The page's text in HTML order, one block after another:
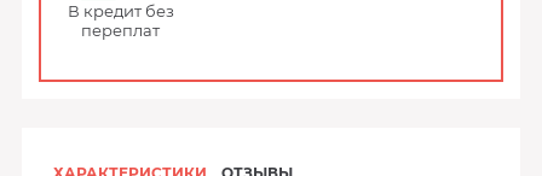
В кредит без
переплат